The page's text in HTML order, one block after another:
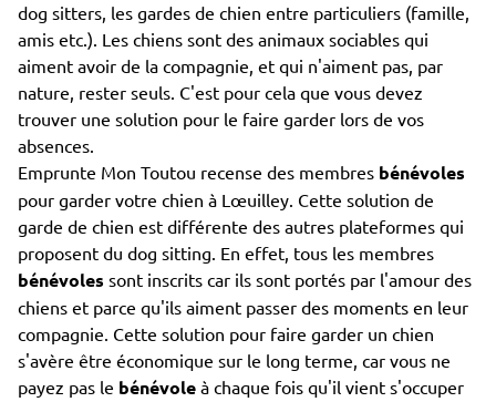
dog sitters, les gardes de chien entre particuliers (famille,
amis etc.). Les chiens sont des animaux sociables qui
aiment avoir de la compagnie, et qui n'aiment pas, par
nature, rester seuls. C'est pour cela que vous devez
trouver une solution pour le faire garder lors de vos
absences.
Emprunte Mon Toutou recense des membres bénévoles
pour garder votre chien à Lœuilley. Cette solution de
garde de chien est différente des autres plateformes qui
proposent du dog sitting. En effet, tous les membres
bénévoles sont inscrits car ils sont portés par l'amour des
chiens et parce qu'ils aiment passer des moments en leur
compagnie. Cette solution pour faire garder un chien
s'avère être économique sur le long terme, car vous ne
payez pas le bénévole à chaque fois qu'il vient s'occuper